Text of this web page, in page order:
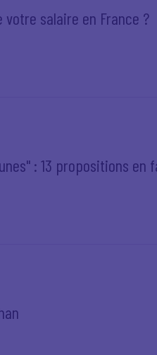
votre salaire en France ?
: 13 propositions en